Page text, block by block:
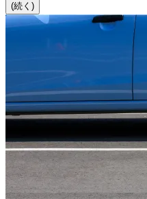
(続く)